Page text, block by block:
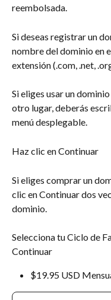
reembolsada.
Si deseas registrar un
nombre del dominio en
extensión (.com, .net,
Si eliges usar un
otro lugar, deberás
menú desplegable.
Haz clic en Continuar
Si eliges comprar un
clic en Continuar dos
dominio.
Selecciona tu Ciclo de
Continuar
$19.95 USD